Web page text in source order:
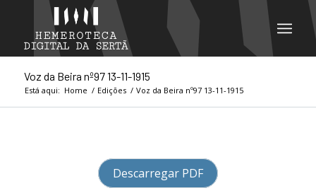
Voz da Beira nº97 13-11-1915
Está aqui: Home / Edições / Voz da Beira nº97 13-11-1915
Descarregar PDF